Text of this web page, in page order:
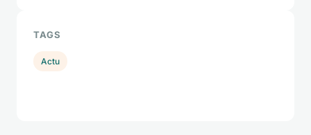
TAGS
Actu